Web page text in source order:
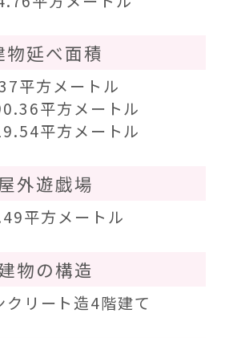
物延べ面積
平方メートル
平方メートル
平方メートル
外遊戯場
平方メートル
物の構造
クリート造4階建て